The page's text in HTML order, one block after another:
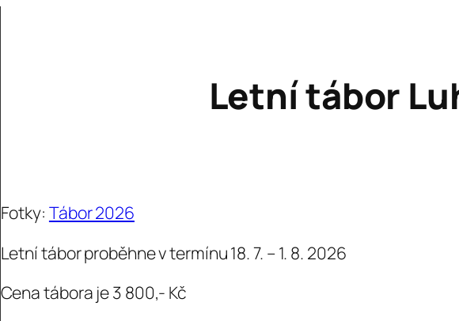
Letní tábor
Fotky: Tábor 2026
Letní tábor proběhne v termínu 18. 7. – 1. 8. 2026
Cena tábora je 3 800,- Kč